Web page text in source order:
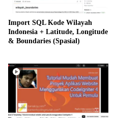
Import SQL Kode Wilayah
Indonesia + Latitude, Longitude
& Boundaries (Spasial)